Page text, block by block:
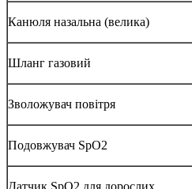
Канюля назальна (велика)
Шланг газовий
Зволожувач повітря
Подовжувач SpO2
Датчик SpO2 для дорослих